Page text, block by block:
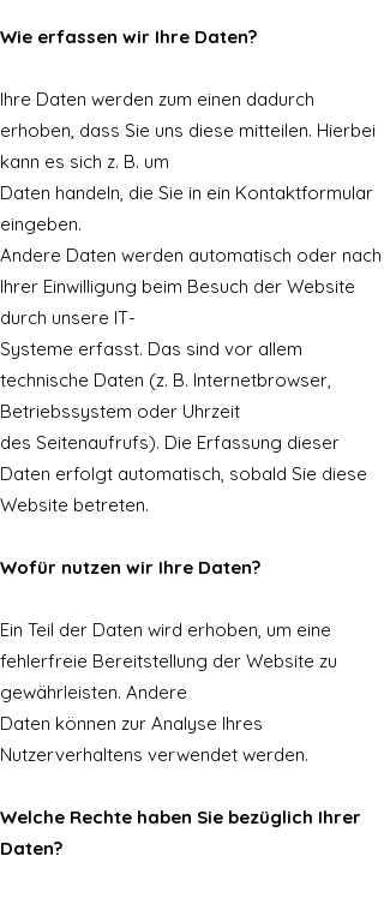
Wie erfassen wir Ihre Daten?
Ihre Daten werden zum einen dadurch
erhoben, dass Sie uns diese mitteilen. Hierbei
kann es sich z. B. um
Daten handeln, die Sie in ein Kontaktformular
eingeben.
Andere Daten werden automatisch oder nach
Ihrer Einwilligung beim Besuch der Website
durch unsere IT-
Systeme erfasst. Das sind vor allem
technische Daten (z. B. Internetbrowser,
Betriebssystem oder Uhrzeit
des Seitenaufrufs). Die Erfassung dieser
Daten erfolgt automatisch, sobald Sie diese
Website betreten.
Wofür nutzen wir Ihre Daten?
Ein Teil der Daten wird erhoben, um eine
fehlerfreie Bereitstellung der Website zu
gewährleisten. Andere
Daten können zur Analyse Ihres
Nutzerverhaltens verwendet werden.
Welche Rechte haben Sie bezüglich Ihrer
Daten?